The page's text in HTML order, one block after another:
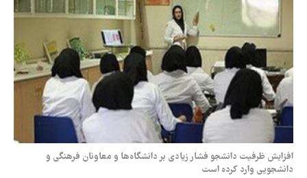
افزایش ظرفیت دانشجو فشار زیادی بر دانشگاه‌ها و معاونان فرهنگی و
دانشجویی وارد کرده است